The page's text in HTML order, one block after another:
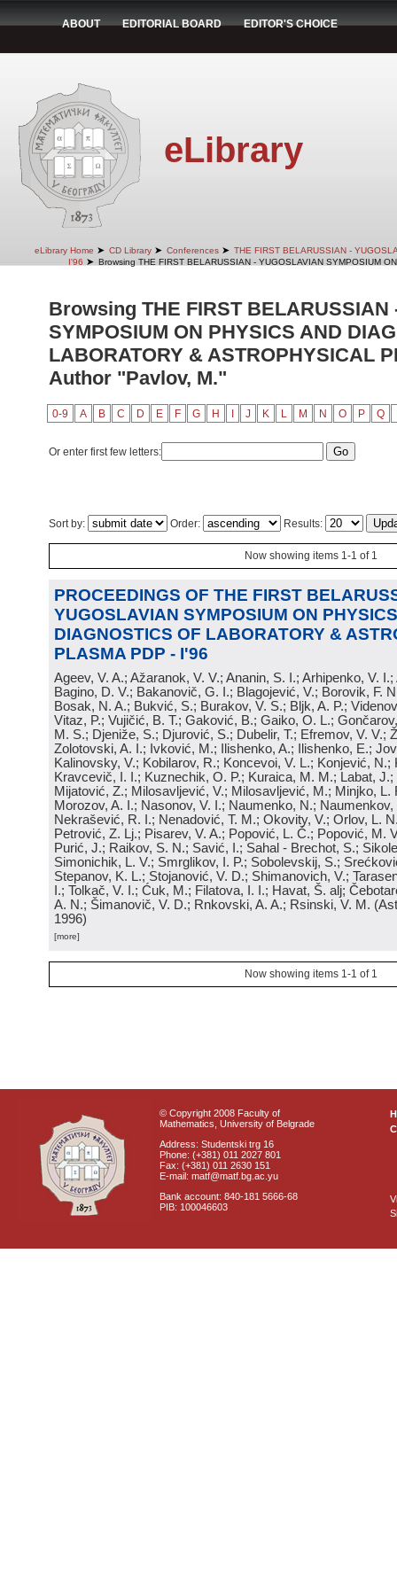
ABOUT EDITORIAL BOARD EDITOR'S CHOICE
eLibrary
eLibrary Home ➤ CD Library ➤ Conferences ➤ THE FIRST BELARUSSIAN -
I'96 ➤ Browsing THE FIRST BELARUSSIAN - YUGOSLAVIAN SYMPOSIUM
Browsing THE FIRST BELARUSSIAN
SYMPOSIUM ON PHYSICS AND
LABORATORY & ASTROPHYSICAL
Author "Pavlov, M."
0-9 A B C D E F G H J K L M N O P Q
Or enter first few letters:
Sort by: Order: Results:
Now showing items 1-1 of 1
PROCEEDINGS OF THE FIRST
YUGOSLAVIAN SYMPOSIUM ON
DIAGNOSTICS OF LABORATORY &
PLASMA PDP - I'96
Ageev, V. A.; Ažaranok, V. V.; Ananin, S. I.; Arhipenko, V.
Bagino, D. V.; Bakanovič, G. I.; Blagojević, V.; Borovik, F.
Bosak, N. A.; Bukvić, S.; Burakov, V. S.; Bljk, A. P.;
Vitaz, P.; Vujičić, B. T.; Gaković, B.; Gaiko, O. L.;
M. S.; Djeniže, S.; Djurović, S.; Dubelir, T.; Efremov, V. V.;
Zolotovski, A. I.; Ivković, M.; Ilishenko, A.; Ilishenko, E.;
Kalinovsky, V.; Kobilarov, R.; Koncevoi, V. L.; Konjević, N.;
Kravcevič, I. I.; Kuznechik, O. P.; Kuraica, M. M.; Labat,
Mijatović, Z.; Milosavljević, V.; Milosavljević, M.; Minjko, L.
Morozov, A. I.; Nasonov, V. I.; Naumenko, N.; Naumenkov,
Nekrašević, R. I.; Nenadović, T. M.; Okovity, V.; Orlov, L.
Petrović, Z. Lj.; Pisarev, V. A.; Popović, L. Č.; Popović, M.
Purić, J.; Raikov, S. N.; Savić, I.; Sahal - Brechot, S.;
Simonichik, L. V.; Smrglikov, I. P.; Sobolevskij, S.;
Stepanov, K. L.; Stojanović, V. D.; Shimanovich, V.;
I.; Tolkač, V. I.; Ćuk, M.; Filatova, I. I.; Havat, Š. alj;
A. N.; Šimanovič, V. D.; Rnkovski, A. A.; Rsinski, V. M. (
1996)
[more]
Now showing items 1-1 of 1
© Copyright 2008 Faculty of
Mathematics, University of Belgrade
Address: Studentski trg 16
Phone: (+381) 011 2027 801
Fax: (+381) 011 2630 151
E-mail: matf@matf.bg.ac.yu
Bank account: 840-181 5666-68
PIB: 100046603